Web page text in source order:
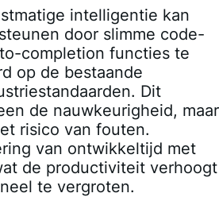
intelligentie kan
door slimme code-
completion functies te
op de bestaande
Dit
de nauwkeurigheid, maar
risico van fouten.
van ontwikkeltijd met
de productiviteit verhoogt
te vergroten.